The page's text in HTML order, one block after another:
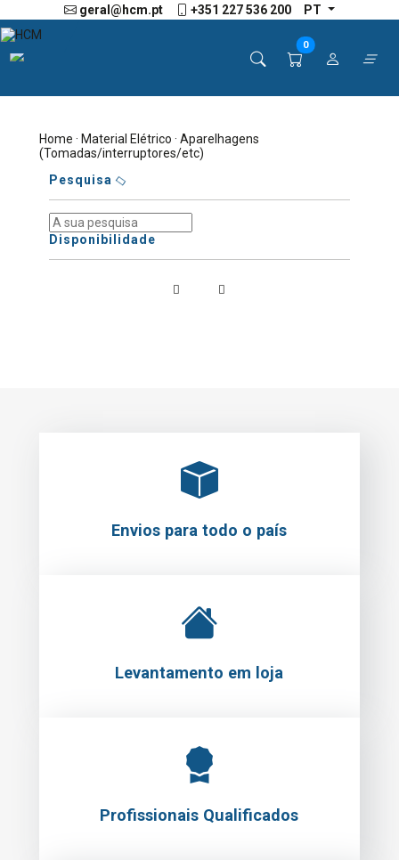
geral@hcm.pt +351 227 536 200 PT
0
Home ·Material Elétrico · Aparelhagens
(Tomadas/interruptores/etc)
Pesquisa
Disponibilidade
Envios para todo o país
Levantamento em loja
Profissionais Qualificados